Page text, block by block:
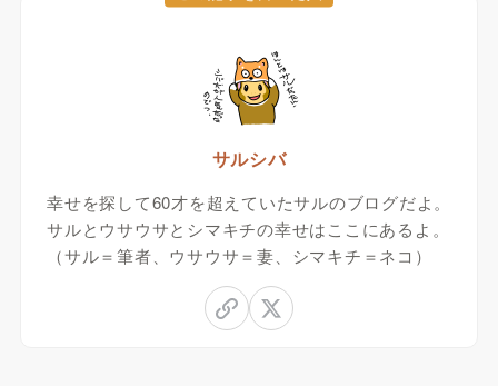
サルシバ
幸せを探して60才を超えていたサルのブログだよ。
サルとウサウサとシマキチの幸せはここにあるよ。
（サル＝筆者、ウサウサ＝妻、シマキチ＝ネコ）